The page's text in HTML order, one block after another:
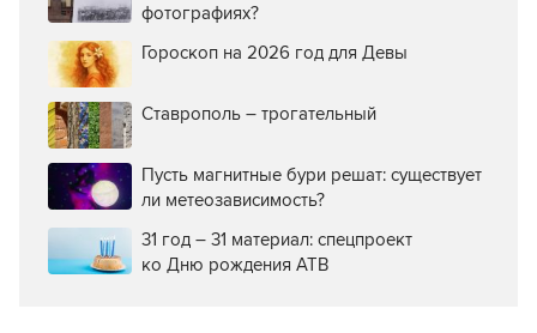
фотографиях?
Гороскоп на 2026 год для Девы
Ставрополь – трогательный
Пусть магнитные бури решат: существует
ли метеозависимость?
31 год – 31 материал: спецпроект
ко Дню рождения АТВ